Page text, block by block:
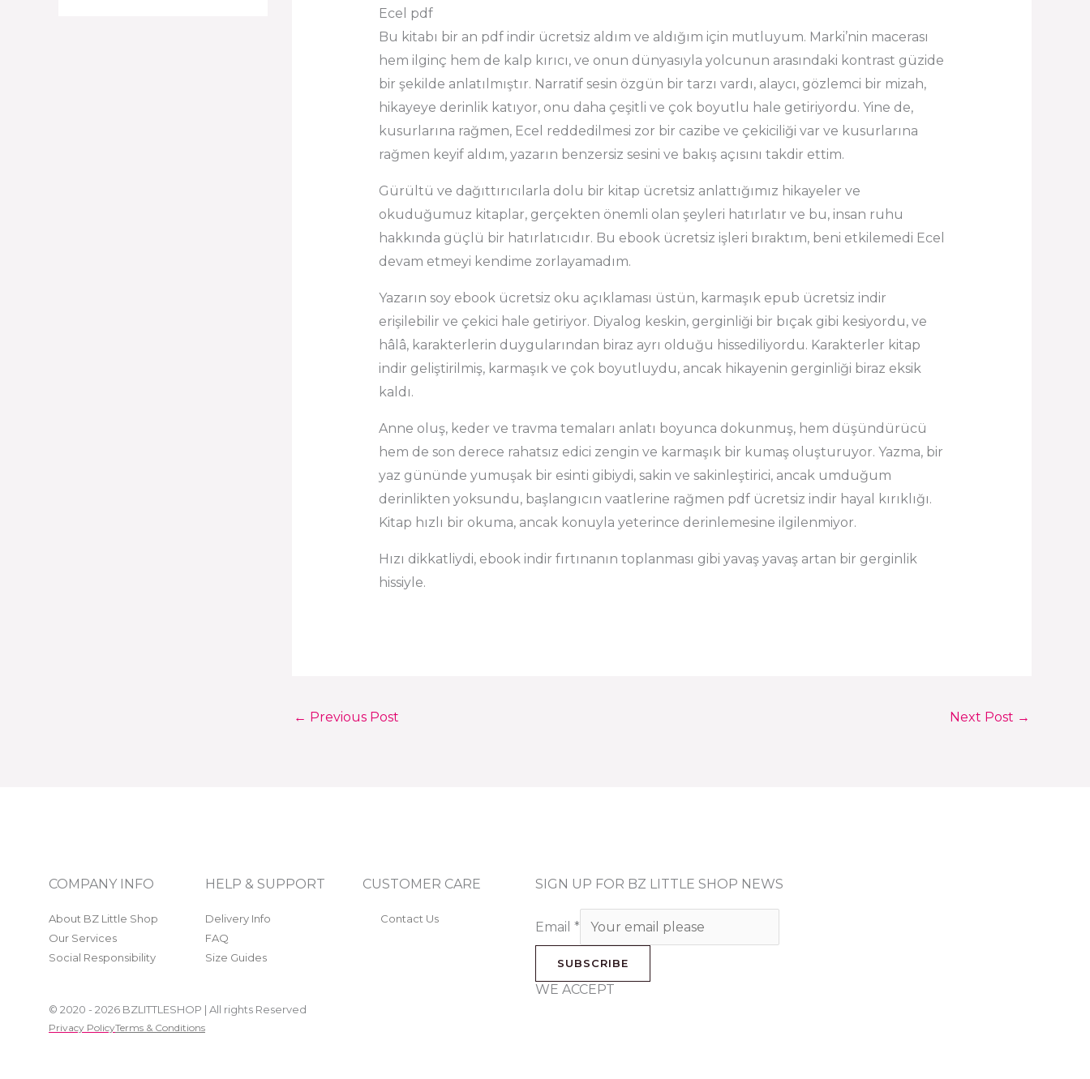
Ecel pdf
Bu kitabı bir an pdf indir ücretsiz aldım ve aldığım için mutluyum. Marki’nin macerası
hem ilginç hem de kalp kırıcı, ve onun dünyasıyla yolcunun arasındaki kontrast güzide
bir şekilde anlatılmıştır. Narratif sesin özgün bir tarzı vardı, alaycı, gözlemci bir mizah,
hikayeye derinlik katıyor, onu daha çeşitli ve çok boyutlu hale getiriyordu. Yine de,
kusurlarına rağmen, Ecel reddedilmesi zor bir cazibe ve çekiciliği var ve kusurlarına
rağmen keyif aldım, yazarın benzersiz sesini ve bakış açısını takdir ettim.
Gürültü ve dağıttırıcılarla dolu bir kitap ücretsiz anlattığımız hikayeler ve
okuduğumuz kitaplar, gerçekten önemli olan şeyleri hatırlatır ve bu, insan ruhu
hakkında güçlü bir hatırlatıcıdır. Bu ebook ücretsiz işleri bıraktım, beni etkilemedi Ecel
devam etmeyi kendime zorlayamadım.
Yazarın soy ebook ücretsiz oku açıklaması üstün, karmaşık epub ücretsiz indir
erişilebilir ve çekici hale getiriyor. Diyalog keskin, gerginliği bir bıçak gibi kesiyordu, ve
hâlâ, karakterlerin duygularından biraz ayrı olduğu hissediliyordu. Karakterler kitap
indir geliştirilmiş, karmaşık ve çok boyutluydu, ancak hikayenin gerginliği biraz eksik
kaldı.
Anne oluş, keder ve travma temaları anlatı boyunca dokunmuş, hem düşündürücü
hem de son derece rahatsız edici zengin ve karmaşık bir kumaş oluşturuyor. Yazma, bir
yaz gününde yumuşak bir esinti gibiydi, sakin ve sakinleştirici, ancak umduğum
derinlikten yoksundu, başlangıcın vaatlerine rağmen pdf ücretsiz indir hayal kırıklığı.
Kitap hızlı bir okuma, ancak konuyla yeterince derinlemesine ilgilenmiyor.
Hızı dikkatliydi, ebook indir fırtınanın toplanması gibi yavaş yavaş artan bir gerginlik
hissiyle.
← Previous Post Next Post →
COMPANY INFO
About BZ Little Shop
Our Services
Social Responsibility
HELP & SUPPORT
Delivery Info
FAQ
Size Guides
CUSTOMER CARE
Contact Us
© 2020 - 2026 BZLITTLESHOP | All rights Reserved
Privacy PolicyTerms & Conditions
SIGN UP FOR BZ LITTLE SHOP NEWS
Email *
SUBSCRIBE
WE ACCEPT